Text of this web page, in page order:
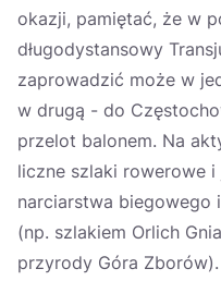
okazji, pamiętać, że w
długodystansowy
zaprowadzić może w
w drugą - do
przelot balonem. Na
liczne szlaki rowerowe
narciarstwa biegowego
(np. szlakiem Orlich
przyrody Góra